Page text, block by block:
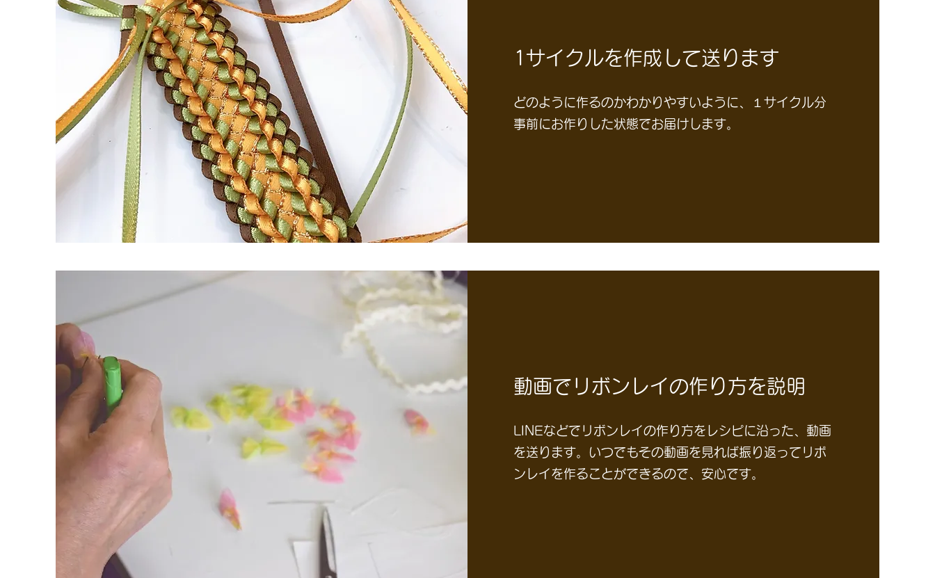
1サイクルを作成して送ります
どのように作るのかわかりやすいように、１サイクル分
事前にお作りした状態でお届けします。
動画でリボンレイの作り方を説明
LINEなどでリボンレイの作り方をレシピに沿った、動画
を送ります。いつでもその動画を見れば振り返ってリボ
ンレイを作ることができるので、安心です。